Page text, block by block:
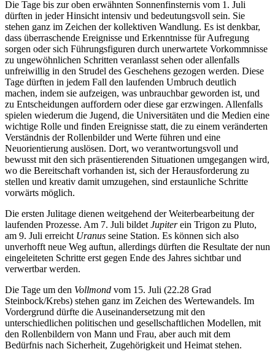
Die Tage bis zur oben erwähnten Sonnenfinsternis vom 1. Juli
dürften in jeder Hinsicht intensiv und bedeutungsvoll sein. Sie
stehen ganz im Zeichen der kollektiven Wandlung. Es ist denkbar,
dass überraschende Ereignisse und Erkenntnisse für Aufregung
sorgen oder sich Führungsfiguren durch unerwartete Vorkommnisse
zu ungewöhnlichen Schritten veranlasst sehen oder allenfalls
unfreiwillig in den Strudel des Geschehens gezogen werden. Diese
Tage dürften in jedem Fall den laufenden Umbruch deutlich
machen, indem sie aufzeigen, was unbrauchbar geworden ist, und
zu Entscheidungen auffordern oder diese gar erzwingen. Allenfalls
spielen wiederum die Jugend, die Universitäten und die Medien eine
wichtige Rolle und finden Ereignisse statt, die zu einem veränderten
Verständnis der Rollenbilder und Werte führen und eine
Neuorientierung auslösen. Dort, wo verantwortungsvoll und
bewusst mit den sich präsentierenden Situationen umgegangen wird,
wo die Bereitschaft vorhanden ist, sich der Herausforderung zu
stellen und kreativ damit umzugehen, sind erstaunliche Schritte
vorwärts möglich.
Die ersten Julitage dienen weitgehend der Weiterbearbeitung der
laufenden Prozesse. Am 7. Juli bildet Jupiterein Trigon zu Pluto,
am 9. Juli erreicht Uranus seine Station. Es können sich also
unverhofft neue Weg auftun, allerdings dürften die Resultate der nun
eingeleiteten Schritte erst gegen Ende des Jahres sichtbar und
verwertbar werden.
Die Tage um den Vollmond vom 15. Juli (22.28 Grad
Steinbock/Krebs) stehen ganz im Zeichen des Wertewandels. Im
Vordergrund dürfte die Auseinandersetzung mit den
unterschiedlichen politischen und gesellschaftlichen Modellen, mit
den Rollenbildern von Mann und Frau, aber auch mit dem
Bedürfnis nach Sicherheit, Zugehörigkeit und Heimat stehen.